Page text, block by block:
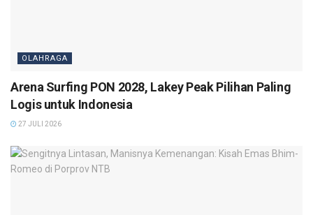
OLAHRAGA
Arena Surfing PON 2028, Lakey Peak Pilihan Paling
Logis untuk Indonesia
27 JULI 2026